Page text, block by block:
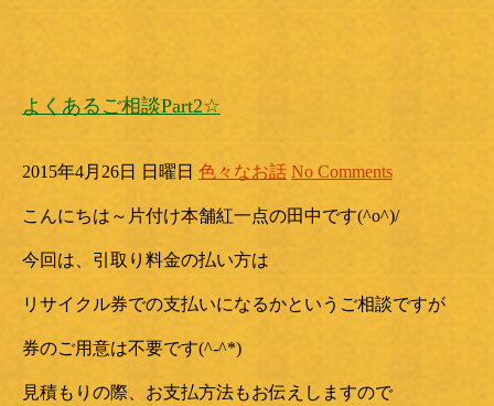
よくあるご相談Part2☆
2015年4月26日 日曜日 色々なお話 No Comments
こんにちは～片付け本舗紅一点の田中です(^o^)/
今回は、引取り料金の払い方は
リサイクル券での支払いになるかというご相談ですが
券のご用意は不要です(^-^*)
見積もりの際、お支払方法もお伝えしますので